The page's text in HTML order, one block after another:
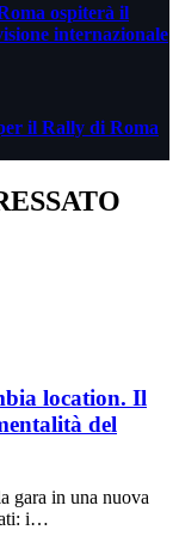
ospiterà il
internazionale
il Rally di Roma
location. Il
del
gara in una nuova
i…